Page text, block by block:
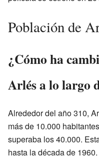
Población de
¿Cómo ha
Arlés a lo largo
Alrededor del año 310,
más de 10.000
superaba los 40.000.
hasta la década de 1960.